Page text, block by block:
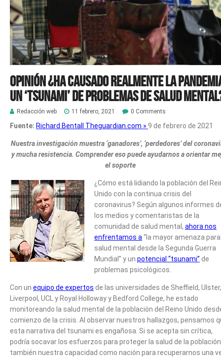
Opinión ¿Ha causado realmente la
un ‘tsunami’ de problemas de salud
Redacción web 11 febrero, 2021 0 Comments
Fuente: Richard Bentall Theguardian.com » 9 de febrero de 2021
Nuestra investigación muestra ‘ganadores’, ‘perdedores’ del
y mucha resistencia. Comprender eso puede ayudarnos a orientar
el soporte
¿Cómo está lidiando la población del
Unido con la continua crisis del
coronavirus? Según algunos informes
los medios y comentaristas de la
comunidad de salud mental, ahora nos
enfrentamos a “la mayor amenaza
salud mental desde la Segunda Guerra
Mundial” y un potencial “tsunami” de
problemas psicológicos.
Con un equipo de expertos de las universidades de Sheffield, Ulster,
Liverpool, UCL y Royal Holloway y Bedford College, he estado
monitoreando la salud mental de la población del Reino Unido
comienzo de la crisis. Al observar nuestros hallazgos, pensamos
esta narrativa del tsunami es engañosa. Si se acepta sin crítica,
podría socavar los esfuerzos para proteger la salud de la
también nuestra capacidad como nación para recuperarnos una